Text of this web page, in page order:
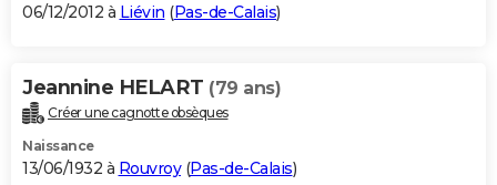
06/12/2012 à Liévin (Pas-de-Calais)
Jeannine HELART (79 ans)
Créer une cagnotte obsèques
Naissance
13/06/1932 à Rouvroy(Pas-de-Calais)